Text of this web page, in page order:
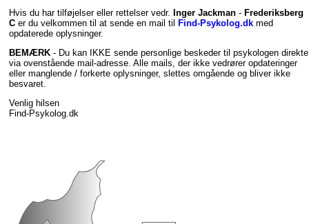
Hvis du har tilføjelser eller rettelser vedr. Inger Jackman - Frederiksberg
C er du velkommen til at sende en mail til Find-Psykolog.dk med
opdaterede oplysninger.
BEMÆRK - Du kan IKKE sende personlige beskeder til psykologen direkte
via ovenstående mail-adresse. Alle mails, der ikke vedrører opdateringer
eller manglende / forkerte oplysninger, slettes omgående og bliver ikke
besvaret.
Venlig hilsen
Find-Psykolog.dk